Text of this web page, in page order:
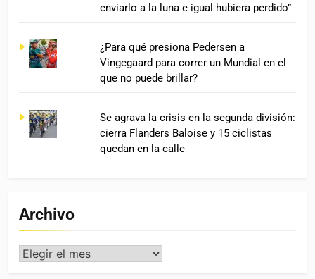
enviarlo a la luna e igual hubiera perdido”
¿Para qué presiona Pedersen a
Vingegaard para correr un Mundial en el
que no puede brillar?
Se agrava la crisis en la segunda división:
cierra Flanders Baloise y 15 ciclistas
quedan en la calle
Archivo
Archivo